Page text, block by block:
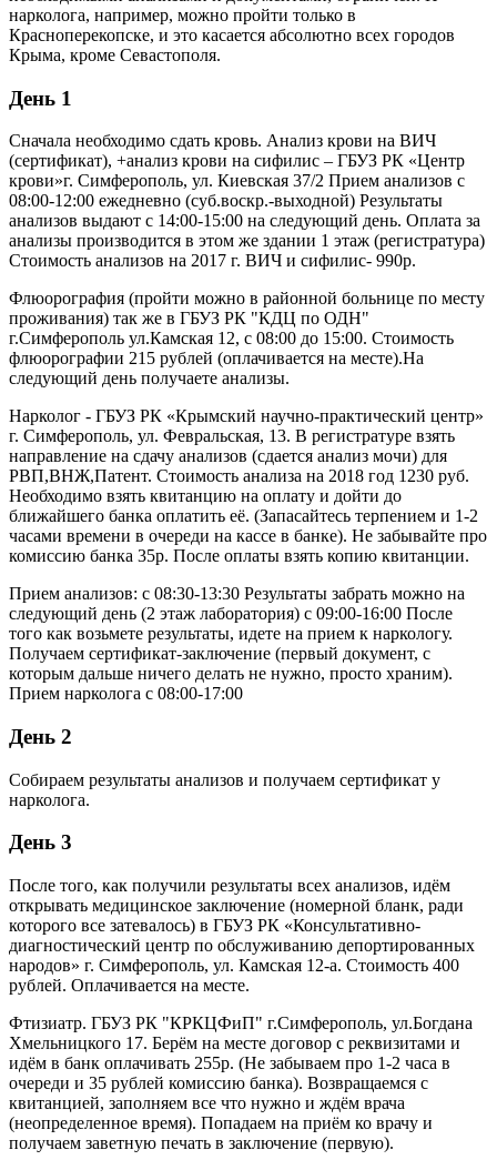
нарколога, например, можно пройти только в
Красноперекопске, и это касается абсолютно всех городов
Крыма, кроме Севастополя.
День 1
Сначала необходимо сдать кровь. Анализ крови на ВИЧ
(сертификат), +анализ крови на сифилис – ГБУЗ РК «Центр
крови»г. Симферополь, ул. Киевская 37/2 Прием анализов с
08:00-12:00 ежедневно (суб.воскр.-выходной) Результаты
анализов выдают с 14:00-15:00 на следующий день. Оплата за
анализы производится в этом же здании 1 этаж (регистратура)
Стоимость анализов на 2017 г. ВИЧ и сифилис- 990р.
Флюорография (пройти можно в районной больнице по месту
проживания) так же в ГБУЗ РК "КДЦ по ОДН"
г.Симферополь ул.Камская 12, с 08:00 до 15:00. Стоимость
флюорографии 215 рублей (оплачивается на месте).На
следующий день получаете анализы.
Нарколог - ГБУЗ РК «Крымский научно-практический центр»
г. Симферополь, ул. Февральская, 13. В регистратуре взять
направление на сдачу анализов (сдается анализ мочи) для
РВП,ВНЖ,Патент. Стоимость анализа на 2018 год 1230 руб.
Необходимо взять квитанцию на оплату и дойти до
ближайшего банка оплатить её. (Запасайтесь терпением и 1-2
часами времени в очереди на кассе в банке). Не забывайте про
комиссию банка 35р. После оплаты взять копию квитанции.
Прием анализов: с 08:30-13:30 Результаты забрать можно на
следующий день (2 этаж лаборатория) с 09:00-16:00 После
того как возьмете результаты, идете на прием к наркологу.
Получаем сертификат-заключение (первый документ, с
которым дальше ничего делать не нужно, просто храним).
Прием нарколога с 08:00-17:00
День 2
Собираем результаты анализов и получаем сертификат у
нарколога.
День 3
После того, как получили результаты всех анализов, идём
открывать медицинское заключение (номерной бланк, ради
которого все затевалось) в ГБУЗ РК «Консультативно-
диагностический центр по обслуживанию депортированных
народов» г. Симферополь, ул. Камская 12-а. Стоимость 400
рублей. Оплачивается на месте.
Фтизиатр. ГБУЗ РК "КРКЦФиП" г.Симферополь, ул.Богдана
Хмельницкого 17. Берём на месте договор с реквизитами и
идём в банк оплачивать 255р. (Не забываем про 1-2 часа в
очереди и 35 рублей комиссию банка). Возвращаемся с
квитанцией, заполняем все что нужно и ждём врача
(неопределенное время). Попадаем на приём ко врачу и
получаем заветную печать в заключение (первую).